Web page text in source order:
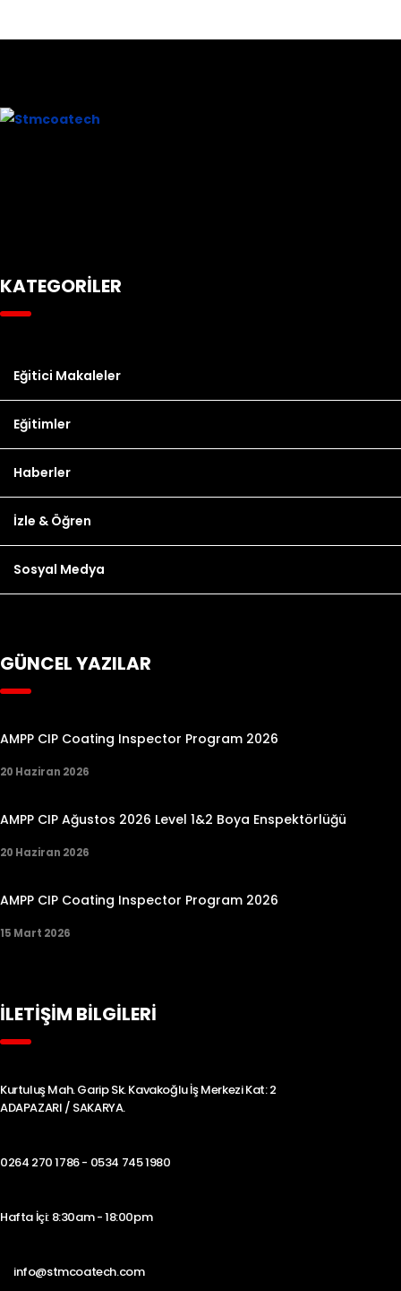
KATEGORİLER
Eğitici Makaleler
Eğitimler
Haberler
İzle & Öğren
Sosyal Medya
GÜNCEL YAZILAR
AMPP CIP Coating Inspector Program 2026
20 Haziran 2026
AMPP CIP Ağustos 2026 Level 1&2 Boya Enspektörlüğü
20 Haziran 2026
AMPP CIP Coating Inspector Program 2026
15 Mart 2026
İLETİŞİM BİLGİLERİ
Kurtuluş Mah. Garip Sk. Kavakoğlu İş Merkezi Kat: 2
ADAPAZARI / SAKARYA.
0264 270 1786 - 0534 745 1980
Hafta İçi: 8:30am - 18:00pm
info@stmcoatech.com